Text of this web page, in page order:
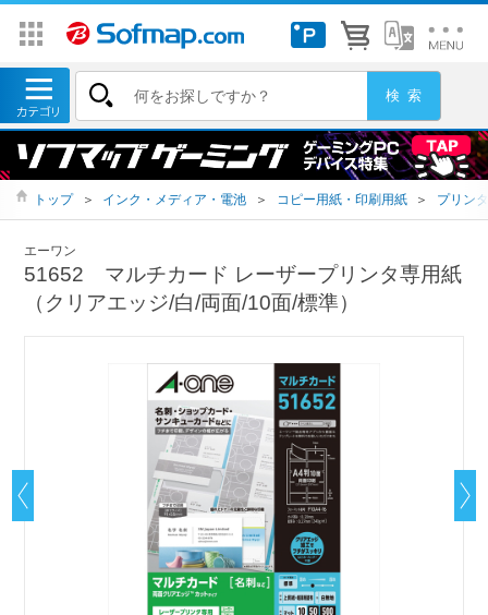
トップ ＞ インク・メディア・電池 ＞ コピー用紙・印刷用紙 ＞ プリン
エーワン
51652 マルチカード レーザープリンタ専用紙
（クリアエッジ/白/両面/10面/標準）